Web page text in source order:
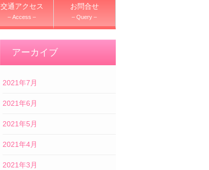
交通アクセス
– Access –
お問合せ
– Query –
アーカイブ
2021年7月
2021年6月
2021年5月
2021年4月
2021年3月